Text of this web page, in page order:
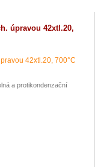
úpravou 42xtl.20,
a protikondenzační